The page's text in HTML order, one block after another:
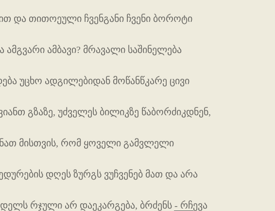
და თითოეული ჩვენგანი ჩვენი ბოროტი
ამბავი? მრავალი საშინელება
უცხო ადგილებიდან მოწანწკარე ცივი
გზაზე, უძველეს ბილიკზე წაბორძიკდნენ,
მისთვის, რომ ყოველი გამვლელი
დღეს ზურგს ვუჩვენებ მათ და არა
რჯული არ დაეკარგება, ბრძენს - რჩევა